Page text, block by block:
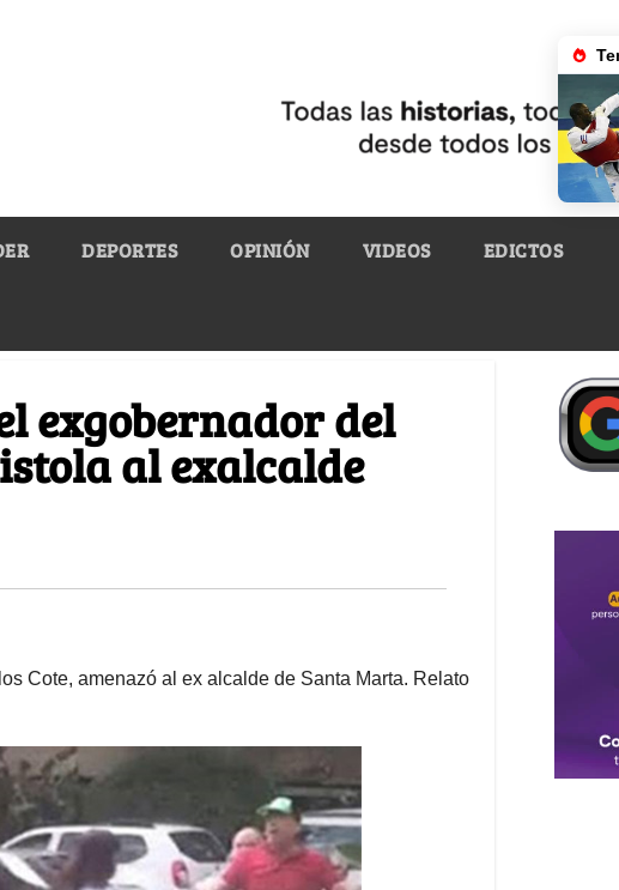
DEPORTES OPINIÓN VIDEOS EDICTOS
exgobernador del
al exalcalde
Cote, amenazó al ex alcalde de Santa Marta. Relato